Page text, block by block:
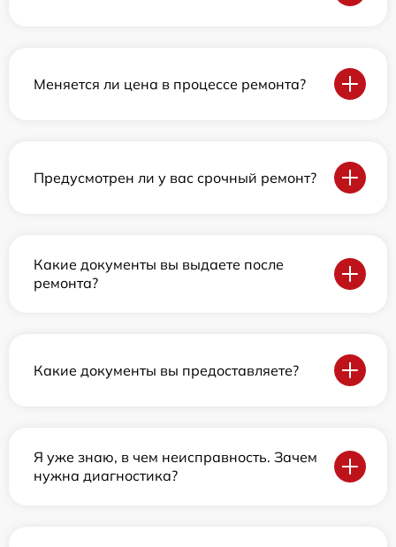
Меняется ли цена в процессе ремонта?
Предусмотрен ли у вас срочный ремонт?
Какие документы вы выдаете после
ремонта?
Какие документы вы предоставляете?
Я уже знаю, в чем неисправность. Зачем
нужна диагностика?